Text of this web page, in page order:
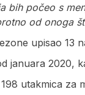
bih počeo s
od onoga
upisao 13
januara 2020,
utakmica za